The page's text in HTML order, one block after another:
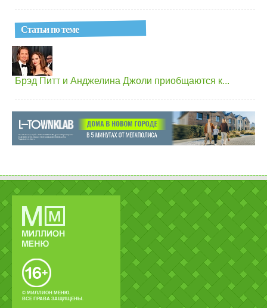
Статьи по теме
Брэд Питт и Анджелина Джоли приобщаются к...
© МИЛЛИОН МЕНЮ.
ВСЕ ПРАВА ЗАЩИЩЕНЫ.